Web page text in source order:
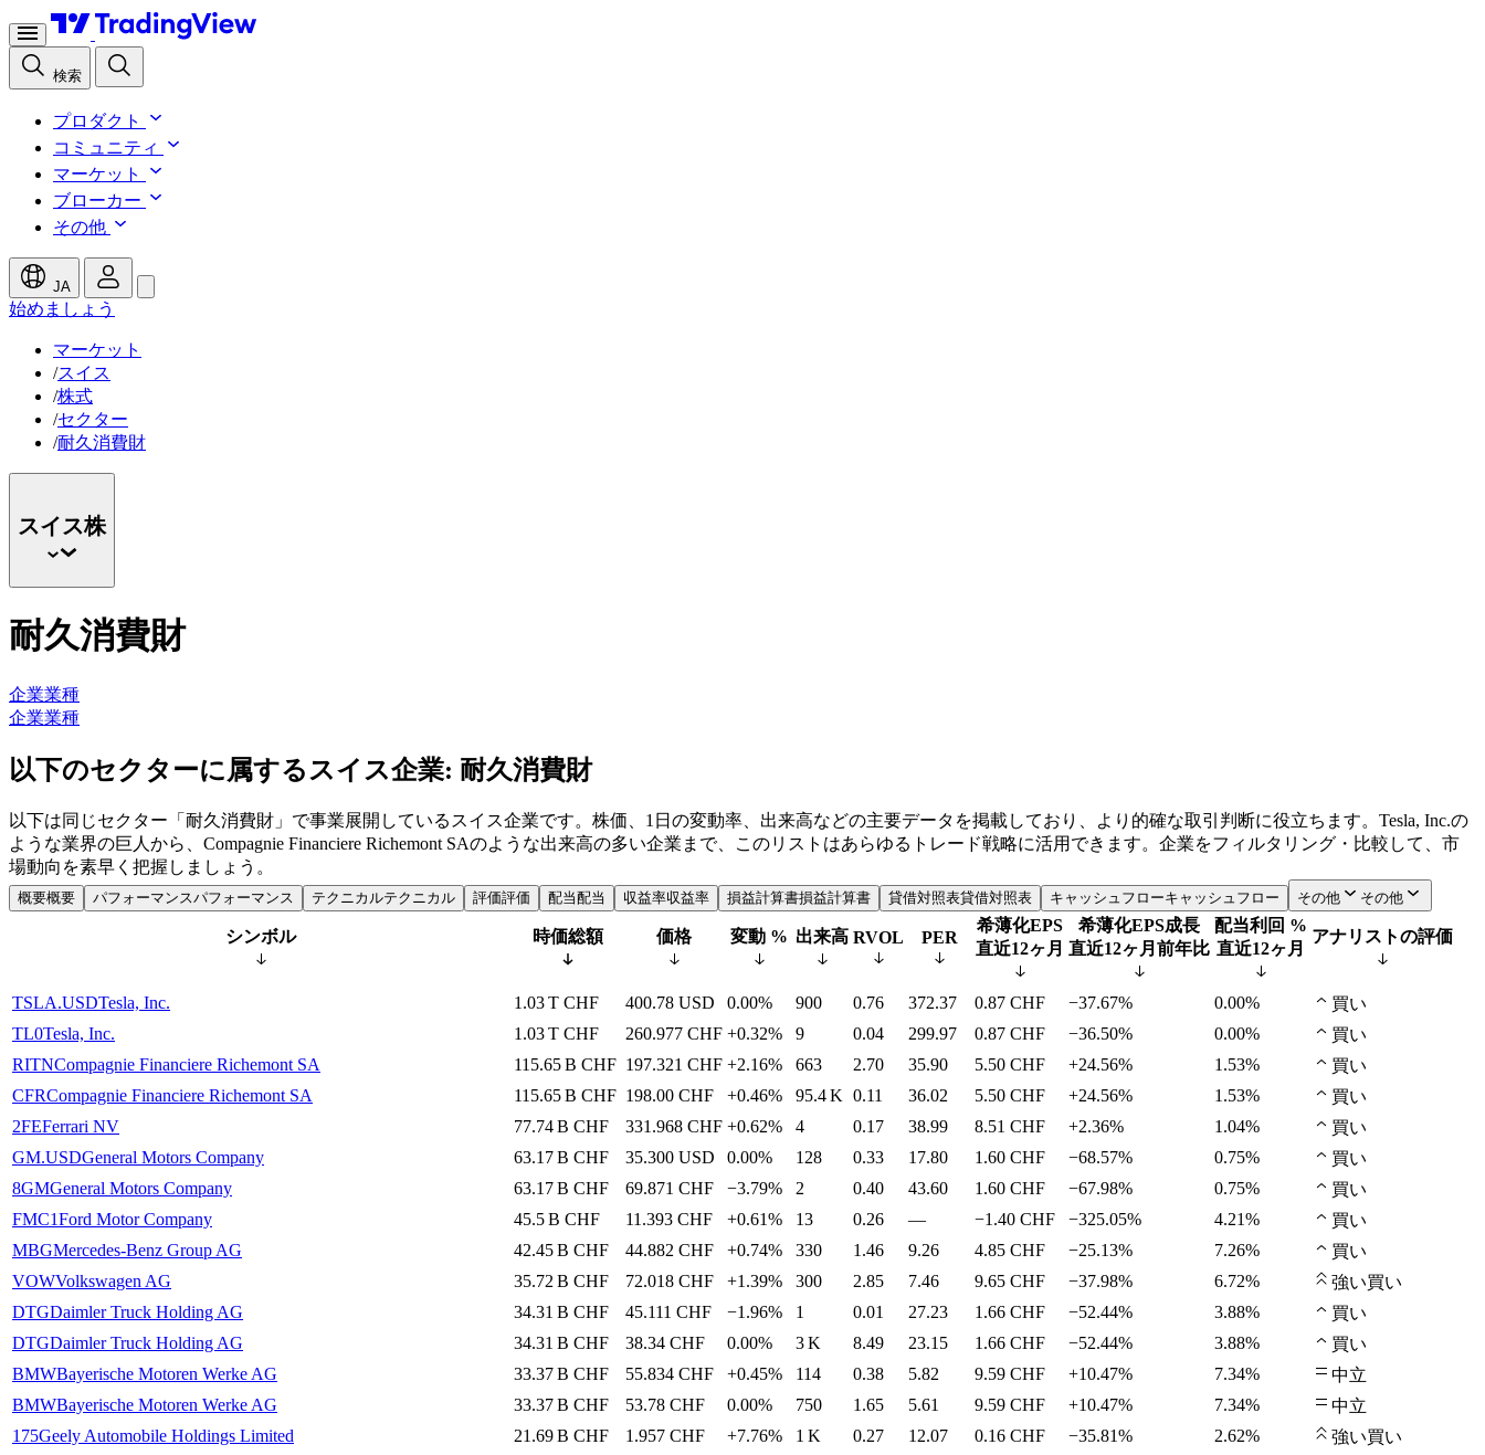
検索
プロダクト
コミュニティ
マーケット
ブローカー
その他
JA
始めましょう
マーケット
/スイス
/株式
/セクター
/耐久消費財
スイス株
耐久消費財
企業業種
企業業種
以下のセクターに属するスイス企業: 耐久消費財
以下は同じセクター「耐久消費財」で事業展開しているスイス企業です。株価、1日の変動率、出来高などの主要データを掲載しており、より的確な取引判断に役立ちます。Tesla, Inc.の
ような業界の巨人から、Compagnie Financiere Richemont SAのような出来高の多い企業まで、このリストはあらゆるトレード戦略に活用できます。企業をフィルタリング・比較して、市
場動向を素早く把握しましょう。
概要概要 パフォーマンスパフォーマンス テクニカルテクニカル 評価評価 配当配当 収益率収益率 損益計算書損益計算書 貸借対照表貸借対照表 キャッシュフローキャッシュフロー その他 その他
シンボル 時価総額 価格 変動 % 出来高 RVOL PER
希薄化EPS
直近12ヶ月
希薄化EPS成長
直近12ヶ月前年比
配当利回 %
直近12ヶ月
アナリストの評価
TSLA.USDTesla, Inc. 1.03 T CHF 400.78 USD 0.00% 900 0.76 372.37 0.87 CHF −37.67% 0.00%
買い
TL0Tesla, Inc. 1.03 T CHF 260.977 CHF +0.32% 9 0.04 299.97 0.87 CHF −36.50% 0.00%
買い
RITNCompagnie Financiere Richemont SA 115.65 B CHF 197.321 CHF +2.16% 663 2.70 35.90 5.50 CHF +24.56% 1.53%
買い
CFRCompagnie Financiere Richemont SA 115.65 B CHF 198.00 CHF +0.46% 95.4 K 0.11 36.02 5.50 CHF +24.56% 1.53%
買い
2FEFerrari NV 77.74 B CHF 331.968 CHF +0.62% 4 0.17 38.99 8.51 CHF +2.36% 1.04%
買い
GM.USDGeneral Motors Company 63.17 B CHF 35.300 USD 0.00% 128 0.33 17.80 1.60 CHF −68.57% 0.75%
買い
8GMGeneral Motors Company 63.17 B CHF 69.871 CHF −3.79% 2 0.40 43.60 1.60 CHF −67.98% 0.75%
買い
FMC1Ford Motor Company 45.5 B CHF 11.393 CHF +0.61% 13 0.26 — −1.40 CHF −325.05% 4.21%
買い
MBGMercedes-Benz Group AG 42.45 B CHF 44.882 CHF +0.74% 330 1.46 9.26 4.85 CHF −25.13% 7.26%
買い
VOWVolkswagen AG 35.72 B CHF 72.018 CHF +1.39% 300 2.85 7.46 9.65 CHF −37.98% 6.72%
強い買い
DTGDaimler Truck Holding AG 34.31 B CHF 45.111 CHF −1.96% 1 0.01 27.23 1.66 CHF −52.44% 3.88%
買い
DTGDaimler Truck Holding AG 34.31 B CHF 38.34 CHF 0.00% 3 K 8.49 23.15 1.66 CHF −52.44% 3.88%
買い
BMWBayerische Motoren Werke AG 33.37 B CHF 55.834 CHF +0.45% 114 0.38 5.82 9.59 CHF +10.47% 7.34%
中立
BMWBayerische Motoren Werke AG 33.37 B CHF 53.78 CHF 0.00% 750 1.65 5.61 9.59 CHF +10.47% 7.34%
中立
175Geely Automobile Holdings Limited 21.69 B CHF 1.957 CHF +7.76% 1 K 0.27 12.07 0.16 CHF −35.81% 2.62%
強い買い